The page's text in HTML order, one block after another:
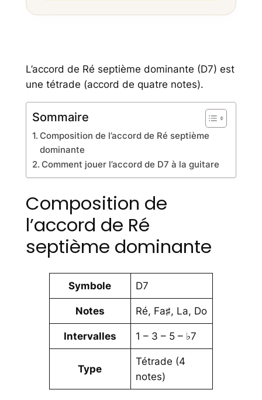
L’accord de Ré septième dominante (D7) est
une tétrade (accord de quatre notes).
Sommaire
Composition de l’accord de Ré septième
dominante
Comment jouer l’accord de D7 à la guitare
Composition de
l’accord de Ré
septième dominante
Symbole D7
Notes Ré, Fa♯, La, Do
Intervalles 1 – 3 – 5 – ♭7
Type
Tétrade (4
notes)